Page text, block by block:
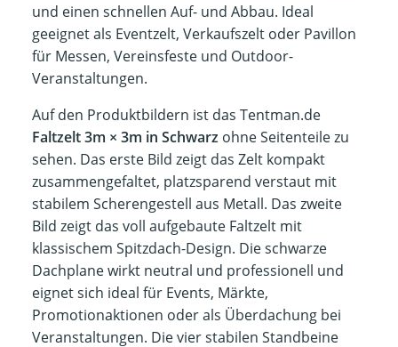
und einen schnellen Auf- und Abbau. Ideal
geeignet als Eventzelt, Verkaufszelt oder Pavillon
für Messen, Vereinsfeste und Outdoor-
Veranstaltungen.
Auf den Produktbildern ist das Tentman.de
Faltzelt 3m × 3m in Schwarz ohne Seitenteile zu
sehen. Das erste Bild zeigt das Zelt kompakt
zusammengefaltet, platzsparend verstaut mit
stabilem Scherengestell aus Metall. Das zweite
Bild zeigt das voll aufgebaute Faltzelt mit
klassischem Spitzdach-Design. Die schwarze
Dachplane wirkt neutral und professionell und
eignet sich ideal für Events, Märkte,
Promotionaktionen oder als Überdachung bei
Veranstaltungen. Die vier stabilen Standbeine